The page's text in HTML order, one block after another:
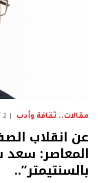
مقالات.. ثقافة وأدب 2 أغسطس 2026
عن انقلاب
المعاصر: سعد
بالسنتيمتر”..